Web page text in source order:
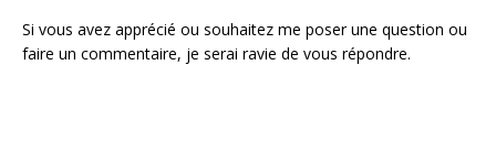
Si vous avez apprécié ou souhaitez me poser une question ou
faire un commentaire, je serai ravie de vous répondre.